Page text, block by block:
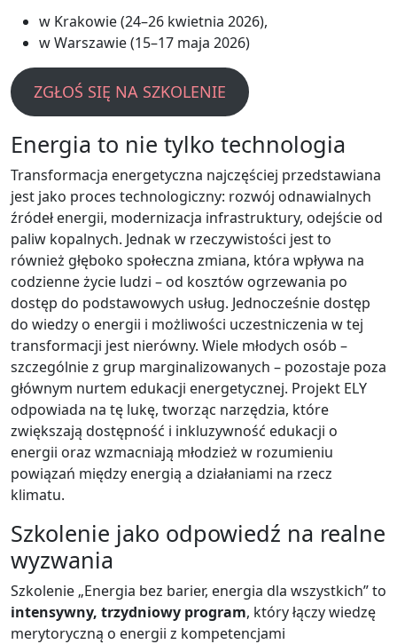
w Krakowie (24–26 kwietnia 2026),
w Warszawie (15–17 maja 2026)
ZGŁOŚ SIĘ NA SZKOLENIE
Energia to nie tylko technologia
Transformacja energetyczna najczęściej przedstawiana
jest jako proces technologiczny: rozwój odnawialnych
źródeł energii, modernizacja infrastruktury, odejście od
paliw kopalnych. Jednak w rzeczywistości jest to
również głęboko społeczna zmiana, która wpływa na
codzienne życie ludzi – od kosztów ogrzewania po
dostęp do podstawowych usług. Jednocześnie dostęp
do wiedzy o energii i możliwości uczestniczenia w tej
transformacji jest nierówny. Wiele młodych osób –
szczególnie z grup marginalizowanych – pozostaje poza
głównym nurtem edukacji energetycznej. Projekt ELY
odpowiada na tę lukę, tworząc narzędzia, które
zwiększają dostępność i inkluzywność edukacji o
energii oraz wzmacniają młodzież w rozumieniu
powiązań między energią a działaniami na rzecz
klimatu.
Szkolenie jako odpowiedź na realne
wyzwania
Szkolenie „Energia bez barier, energia dla wszystkich” to
intensywny, trzydniowy program, który łączy wiedzę
merytoryczną o energii z kompetencjami